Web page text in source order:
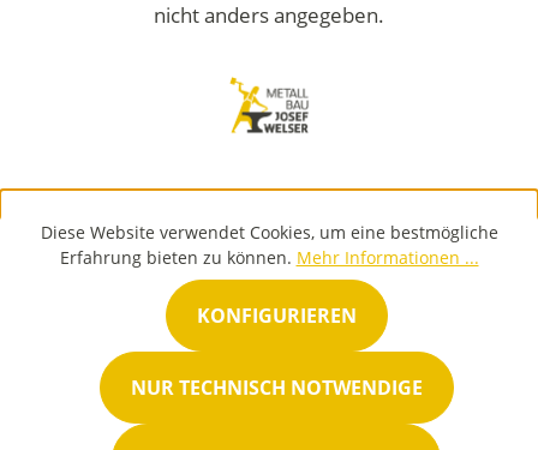
nicht anders angegeben.
Diese Website verwendet Cookies, um eine bestmögliche
Erfahrung bieten zu können. Mehr Informationen ...
NUR TECHNISCH NOTWENDIGE
KONFIGURIEREN